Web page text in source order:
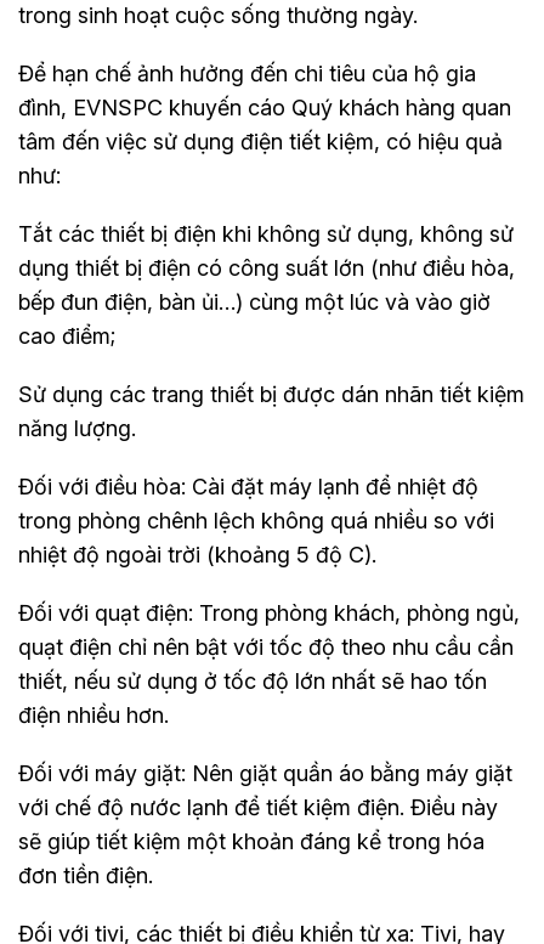
trong sinh hoạt cuộc sống thường ngày.
Để hạn chế ảnh hưởng đến chi tiêu của hộ gia
đình, EVNSPC khuyến cáo Quý khách hàng quan
tâm đến việc sử dụng điện tiết kiệm, có hiệu quả
như:
Tắt các thiết bị điện khi không sử dụng, không sử
dụng thiết bị điện có công suất lớn (như điều hòa,
bếp đun điện, bàn ủi…) cùng một lúc và vào giờ
cao điểm;
Sử dụng các trang thiết bị được dán nhãn tiết kiệm
năng lượng.
Đối với điều hòa: Cài đặt máy lạnh để nhiệt độ
trong phòng chênh lệch không quá nhiều so với
nhiệt độ ngoài trời (khoảng 5 độ C).
Đối với quạt điện: Trong phòng khách, phòng ngủ,
quạt điện chỉ nên bật với tốc độ theo nhu cầu cần
thiết, nếu sử dụng ở tốc độ lớn nhất sẽ hao tốn
điện nhiều hơn.
Đối với máy giặt: Nên giặt quần áo bằng máy giặt
với chế độ nước lạnh để tiết kiệm điện. Điều này
sẽ giúp tiết kiệm một khoản đáng kể trong hóa
đơn tiền điện.
Đối với tivi, các thiết bị điều khiển từ xa: Tivi, hay